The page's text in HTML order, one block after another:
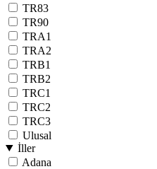
TR83
TR90
TRA1
TRA2
TRB1
TRB2
TRC1
TRC2
TRC3
Ulusal
İller
Adana